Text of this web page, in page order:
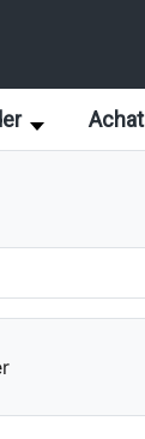
Achat